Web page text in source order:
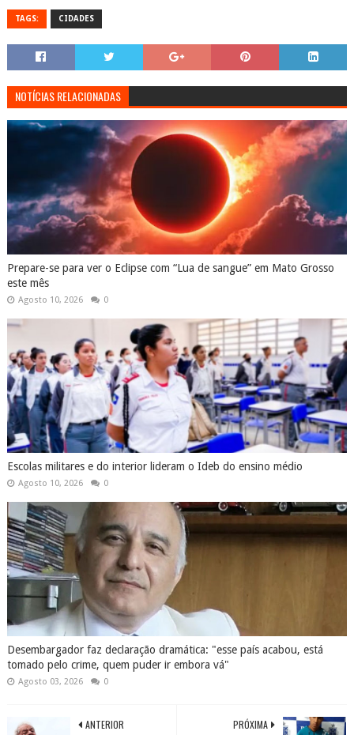
TAGS: CIDADES
NOTÍCIAS RELACIONADAS
Prepare-se para ver o Eclipse com “Lua de sangue” em Mato Grosso
este mês
Agosto 10, 2026 0
Escolas militares e do interior lideram o Ideb do ensino médio
Agosto 10, 2026 0
Desembargador faz declaração dramática: "esse país acabou, está
tomado pelo crime, quem puder ir embora vá"
Agosto 03, 2026 0
PRÓXIMA
ANTERIOR